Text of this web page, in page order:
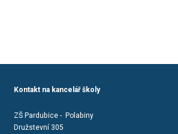
Kontakt na kancelář školy
ZŠ Pardubice - Polabiny
Družstevní 305